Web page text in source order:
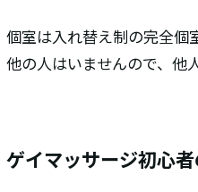
個室は入れ替え制の完全個
他の人はいませんので、他
ゲイマッサージ初心